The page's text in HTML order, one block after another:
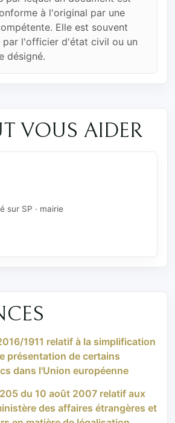
à l'original par une
Elle est souvent
par l'officier d'état civil ou un
désigné.
VOUS AIDER
sur SP · mairie
1911 relatif à la simplification
présentation de certains
dans l'Union européenne
du 10 août 2007 relatif aux
des affaires étrangères et